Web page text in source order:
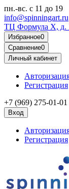
пн.-вс. с 11 до 19
info@spinningart.ru
ТЦ Формула X, д.
Избранное0
Сравнение0
Личный кабинет
Регистрация
+7 (969) 275-01-01
Вход
Регистрация